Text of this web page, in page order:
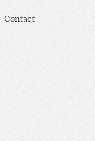
Contact